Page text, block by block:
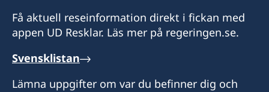
Få aktuell reseinformation direkt i fickan med
appen UD Resklar. Läs mer på regeringen.se.
Svensklistan
Lämna uppgifter om var du befinner dig och